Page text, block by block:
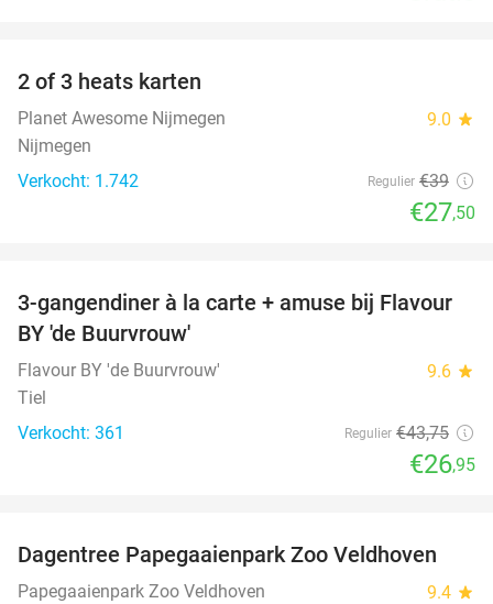
2 of 3 heats karten
Planet Awesome Nijmegen 9.0 star
Nijmegen
Verkocht: 1.742
Regulier €39
€27,50
38%
3-gangendiner à la carte + amuse bij Flavour
BY 'de Buurvrouw'
Flavour BY 'de Buurvrouw' 9.6 star
Tiel
Verkocht: 361
Regulier €43,75
€26,95
26%
Dagentree Papegaaienpark Zoo Veldhoven
Papegaaienpark Zoo Veldhoven 9.4 star